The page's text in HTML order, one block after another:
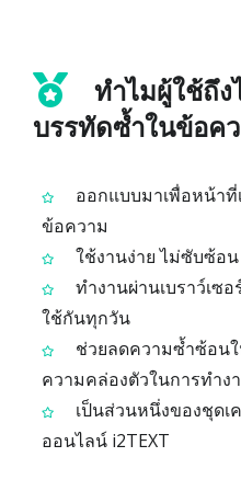
ทำไมผู้ใช้ถึง
บรรทัดซ้ำในข้อค
ออกแบบมาเพื่อหน้า
ข้อความ
ใช้งานง่าย ไม่ซับซ้อน
ทำงานผ่านเบราว์เซ
ใช้กันทุกวัน
ช่วยลดความซ้ำซ้อนใ
ความคล่องตัวในการทำง
เป็นส่วนหนึ่งของชุดเ
ออนไลน์ i2TEXT